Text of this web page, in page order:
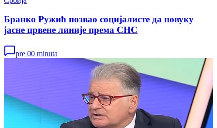
Бранко Ружић позвао социјалисте да повуку
јасне црвене линије према СНС
pre 00 minuta